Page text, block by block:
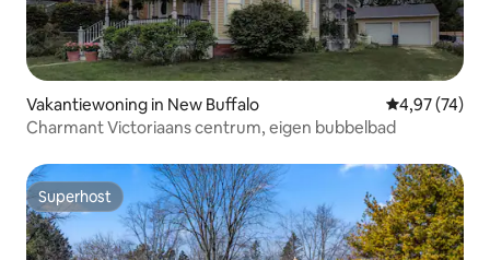
Vakantiewoning in New Buffalo Gemiddelde
4,97 (74)
Charmant Victoriaans centrum, eigen bubbelbad
Superhost
Superhost